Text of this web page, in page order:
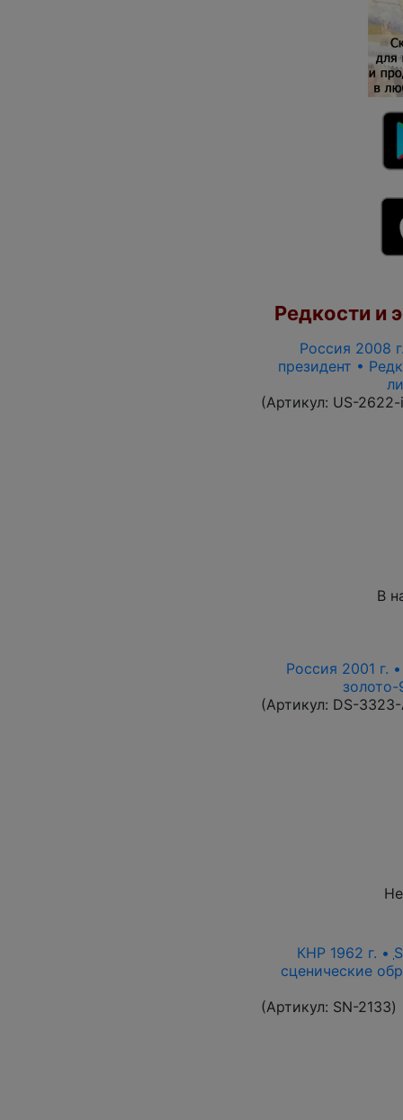
Редкости и
Россия 2008
президент •
(Артикул: US-
В
Россия 2001 г.
(Артикул: DS-
КНР 1962 г. •
сценические
(Артикул: SN-2133)